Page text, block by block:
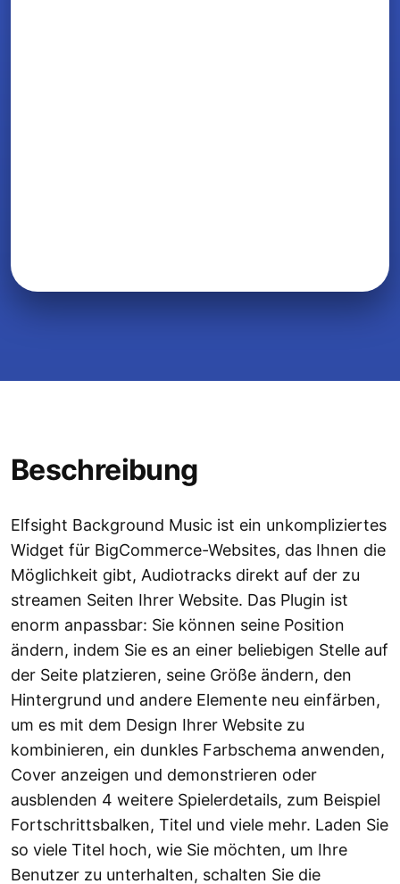
Beschreibung
Elfsight Background Music ist ein unkompliziertes
Widget für BigCommerce-Websites, das Ihnen die
Möglichkeit gibt, Audiotracks direkt auf der zu
streamen Seiten Ihrer Website. Das Plugin ist
enorm anpassbar: Sie können seine Position
ändern, indem Sie es an einer beliebigen Stelle auf
der Seite platzieren, seine Größe ändern, den
Hintergrund und andere Elemente neu einfärben,
um es mit dem Design Ihrer Website zu
kombinieren, ein dunkles Farbschema anwenden,
Cover anzeigen und demonstrieren oder
ausblenden 4 weitere Spielerdetails, zum Beispiel
Fortschrittsbalken, Titel und viele mehr. Laden Sie
so viele Titel hoch, wie Sie möchten, um Ihre
Benutzer zu unterhalten, schalten Sie die